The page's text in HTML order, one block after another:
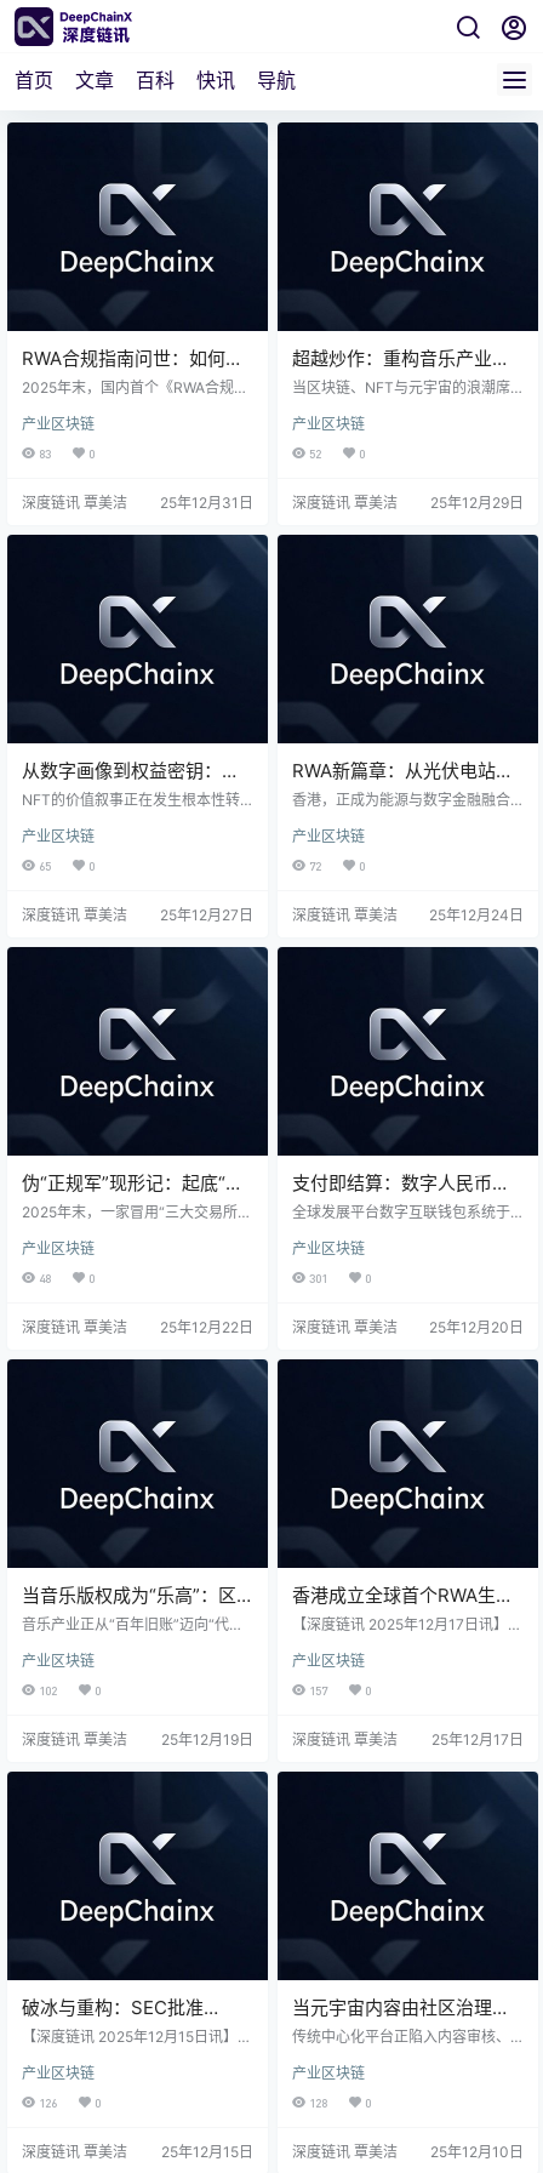
首页 文章 百科 快讯 导航
RWA合规指南问世：如何筛
选“合格资产”？香港已成关
2025年末，国内首个《RWA合规指
亿级现实世界资产数字化进程从“技
术破冰”迈入“规则建立”的关键转
信基座到构建全流程合规框架的内
核心门槛，并解读香港作为“超级联
准引领下，中国RWA生态如何走向
安全、高效与全球协作的规范化发
产业区块链
83 0
深度链讯 覃美洁 25年12月31日
超越炒作：重构音乐产业信
任体系的区块链架构深度思
当区块链、NFT与元宇宙的浪潮席
炒作，真正构建可信的未来基础设
施？本文并非一份技术乌托邦的蓝
为核心、集成智能合约与隐私计算
支付低效的核心痛点。尤为关键的
全、合规、商业整合等多维度的严
峻挑战，旨在为行业提供一份理
性、务实且具有建设性的未来发展
产业区块链
52 0
深度链讯 覃美洁 25年12月29日
从数字画像到权益密钥：
2025 实用型NFT如何重构消
NFT的价值叙事正在发生根本性转
片，如今在星巴克、NBA等巨头的
探索中，正演变为连接数字身份与
动力：区块链技术的普惠化、品牌
（尤其是中国）日益清晰的合规框
再是小众试验，而有望成为重构文
娱消费、升级品牌与用户关系的主
流基础设施。
产业区块链
65 0
深度链讯 覃美洁 25年12月27日
RWA新篇章：从光伏电站上
链到电力价格“抽象化”
香港，正成为能源与数字金融融合
价“驯服”为稳定数字资产的框架在此
发布，试图为万亿级能源资产打开
鼓励，另一面是境内明确的合规红
逻辑、商业路径与行业乱象，追问
通往未来能源价值的平衡之路。
产业区块链
72 0
深度链讯 覃美洁 25年12月24日
伪“正规军”现形记：起底“香
港稳定币交易所”的四重欺诈
2025年末，一家冒用“三大交易所”
戳破画皮。本文深度解构其“四重伪
装”骗术，揭示其如何利用权威背
发力，更映射出全球监管“碎片化”下
在警示：在数字金融世界，信任的
严密的法规与有效的全球协同。每
一次对骗局的清算，都是在为重建
金融信任大厦添砖加瓦…
产业区块链
48 0
深度链讯 覃美洁 25年12月22日
支付即结算：数字人民币赋
能RWA，重塑产业资金效率
全球发展平台数字互联钱包系统于1
币与链上现实资产（RWA）的互联
互通进入实质运作阶段。该系统通
托“支付即结算”特性，旨在大幅提升
一次技术融合，更是数字人民币拓
落子，为未来金融基础设施的创新
与人民币国际化打开了新的想象空
产业区块链
301 0
深度链讯 覃美洁 25年12月20日
当音乐版权成为“乐高”：区
块链下的可编程IP与金融化
音乐产业正从“百年旧账”迈向“代码
变革音乐版权的三大路径：学术全
栈方案、Web3原生金融系统与IP底
术的三重壁垒，最终指向版权如乐
产业区块链
102 0
深度链讯 覃美洁 25年12月19日
香港成立全球首个RWA生态
国际组织
【深度链讯 2025年12月17日讯】全
首个RWA生态国际联合会落子香
港，获官方鼎力支持，标志着该领
战略合作，一个连接标准、技术、
动，旨在定义下一代金融基础设施
产业区块链
157 0
深度链讯 覃美洁 25年12月17日
破冰与重构：SEC批准
DTCC股票代币化试点，金
【深度链讯 2025年12月15日讯】一
融体系撬开了通往区块链时代的大
门。2025年末，核心清算机构DTC
亿美元级传统资产，即将在受监管
产业区块链
126 0
深度链讯 覃美洁 25年12月15日
当元宇宙内容由社区治理：
DAO是乌托邦还是未来解决
传统中心化平台正陷入内容审核、
025年，一场由DAO（去中心化自
治组织）驱动的治理革命正在文娱
如何通过社区共治重塑内容审核、
产业区块链
128 0
深度链讯 覃美洁 25年12月10日